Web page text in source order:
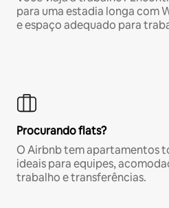
para uma estadia longa com
e espaço adequado para
Procurando flats?
O Airbnb tem apartamentos
ideais para equipes,
trabalho e transferências.